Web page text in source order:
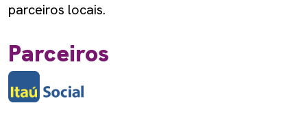
parceiros locais.
Parceiros